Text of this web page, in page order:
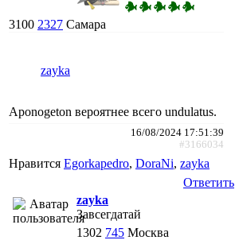
3100 2327 Самара
zayka
Aponogeton вероятнее всего undulatus.
16/08/2024 17:51:39
#3166034
Нравится Egorkapedro, DoraNi, zayka
Ответить
zayka
Завсегдатай
1302 745 Москва